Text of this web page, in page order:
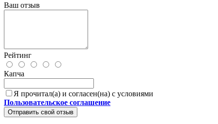
Ваш отзыв
Рейтинг
Капча
Я прочитал(а) и согласен(на) с условиями
Пользовательское соглашение
Отправить свой отзыв